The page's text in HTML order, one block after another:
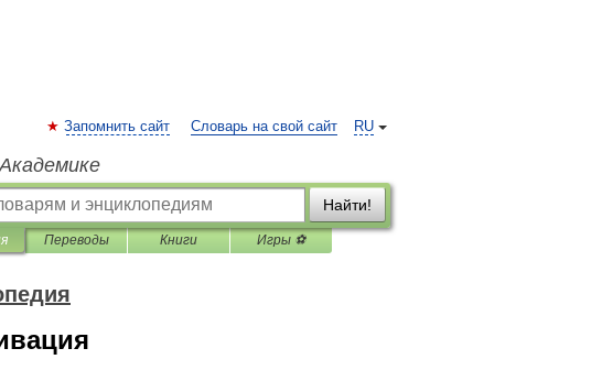
RU
Запомнить сайт Словарь на свой сайт
Найти!
Переводы Книги Игры ⚽